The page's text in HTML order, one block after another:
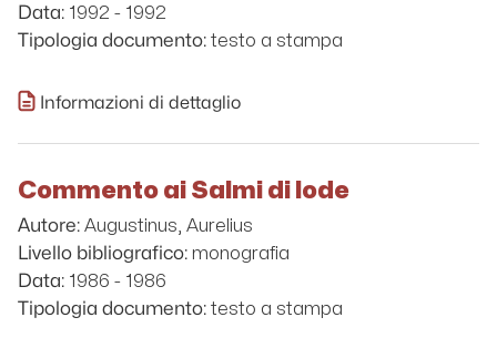
Data: 1992 - 1992
Tipologia documento: testo a stampa
Informazioni di dettaglio
Commento ai Salmi di lode
Autore: Augustinus, Aurelius
Livello bibliografico: monografia
Data: 1986 - 1986
Tipologia documento: testo a stampa